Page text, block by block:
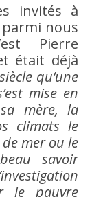
invités à
parmi nous
Pierre
était déjà
qu’une
mise en
mère, la
climats le
mer ou le
savoir
le pauvre